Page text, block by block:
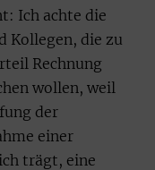
Ich achte die
Kollegen, die zu
Rechnung
wollen, weil
der
einer
trägt, eine